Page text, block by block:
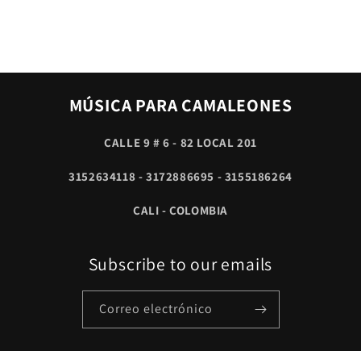
MÚSICA PARA CAMALEONES
CALLE 9 # 6 - 82 LOCAL 201
3152634118 - 3172886695 - 3155186264
CALI - COLOMBIA
Subscribe to our emails
Correo electrónico